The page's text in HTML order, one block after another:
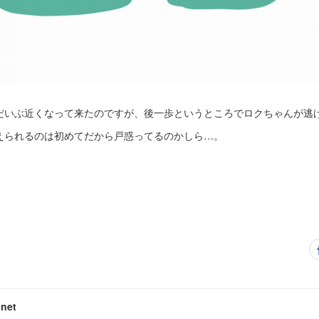
ぶ近くなって来たのですが、後一歩というところでロクちゃんが逃
れるのは初めてだから戸惑ってるのかしら…。